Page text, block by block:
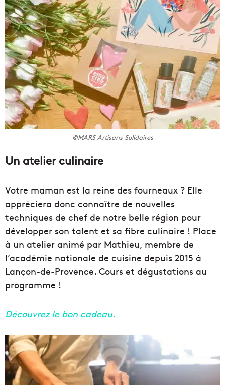
©MARS Artisans Solidaires
Un atelier culinaire
Votre maman est la reine des fourneaux ? Elle
appréciera donc connaître de nouvelles
techniques de chef de notre belle région pour
développer son talent et sa fibre culinaire ! Place
à un atelier animé par Mathieu, membre de
l’académie nationale de cuisine depuis 2015 à
Lançon-de-Provence. Cours et dégustations au
programme !
Découvrez le bon cadeau.